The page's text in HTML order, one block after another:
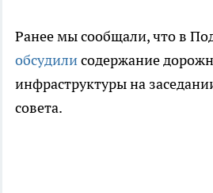
Ранее мы сообщали, что в
обсудилисодержание
инфраструктуры на
совета.